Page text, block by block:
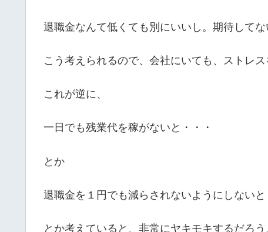
退職金なんて低くても別にいいし。期待してな
こう考えられるので、会社にいても、ストレス
これが逆に、
一日でも残業代を稼がないと・・・
とか
退職金を１円でも減らされないようにしないと
とか考えていると、非常にヤキモキするだろう